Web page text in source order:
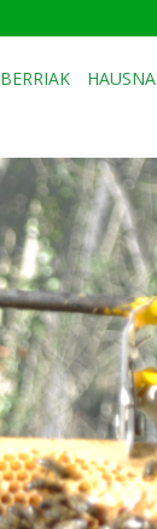
BERRIAK